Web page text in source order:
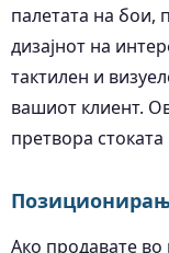
палетата на бои,
дизајнот на
тактилен и
вашиот клиент.
претвора
Ако продавате